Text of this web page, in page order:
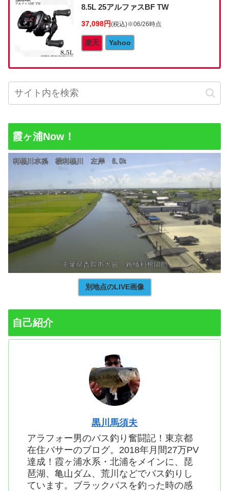
8.5L 25アルファスBF TW
37,098円(税込)※06/26時点
楽天 Yahoo
霞ヶ浦Now！
別地点のLIVE画像
自己紹介
黒川馬須夫
アラフォー男のバス釣り奮闘記！東京都
在住バサーのブログ。2018年月間27万PV
達成！霞ヶ浦水系・北浦をメインに、琵
琶湖、亀山ダム、荒川などでバス釣りし
ています。ブラックバスを釣った時の感